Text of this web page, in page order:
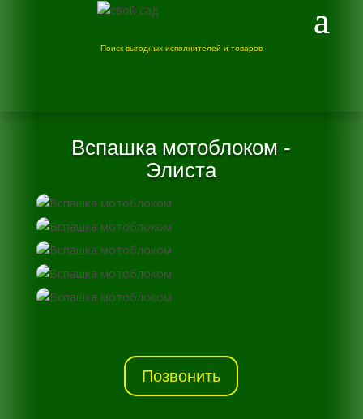
Поиск выгодных исполнителей и товаров
Вспашка мотоблоком -
Элиста
Позвонить